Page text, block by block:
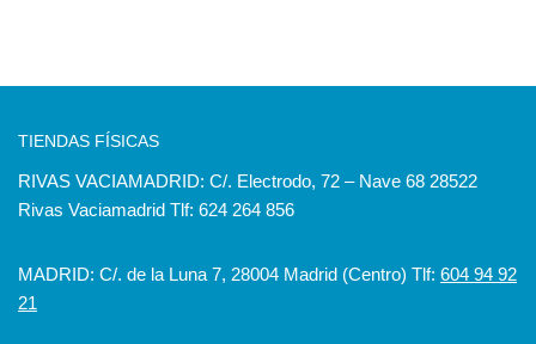
TIENDAS FÍSICAS
RIVAS VACIAMADRID: C/. Electrodo, 72 – Nave 68 28522
Rivas Vaciamadrid Tlf: 624 264 856
MADRID: C/. de la Luna 7, 28004 Madrid (Centro) Tlf: 604 94 92
21